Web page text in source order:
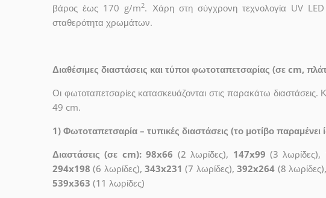
βάρος έως 170 g/m2. Χάρη στη σύγχρονη τεχνολογία UV LED
σταθερότητα χρωμάτων.
Διαθέσιμες διαστάσεις και τύποι φωτοταπετσαρίας (σε cm,
Οι φωτοταπετσαρίες κατασκευάζονται στις παρακάτω διαστάσεις.
49 cm.
1) Φωτοταπετσαρία – τυπικές διαστάσεις (το μοτίβο παραμένει
Διαστάσεις (σε cm): 98x66 (2 λωρίδες), 147x99 (3 λωρίδες),
294x198 (6 λωρίδες),343x231 (7 λωρίδες),392x264 (8
539x363 (11 λωρίδες)